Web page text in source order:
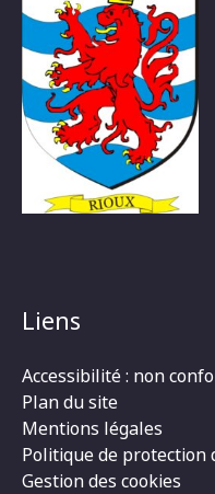
Liens
Accessibilité : non
Plan du site
Mentions légales
Politique de protection
Gestion des cookies